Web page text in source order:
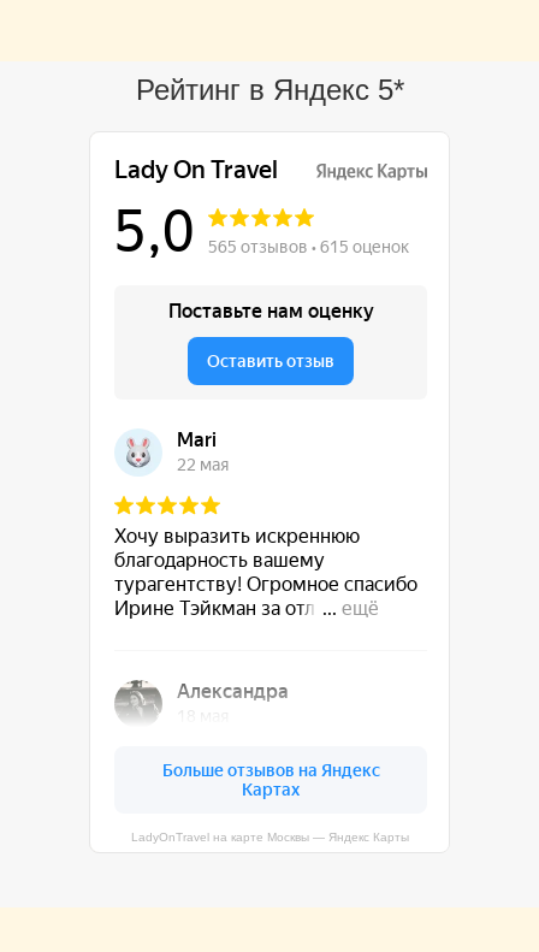
Рейтинг в Яндекс 5*
LadyOnTravel на карте Москвы — Яндекс Карты